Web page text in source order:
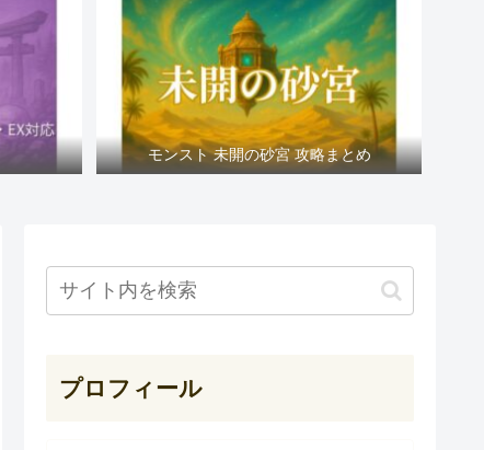
モンスト 未開の砂宮 攻略まとめ
プロフィール